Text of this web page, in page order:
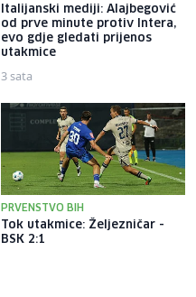
Italijanski mediji: Alajbegović
od prve minute protiv Intera,
evo gdje gledati prijenos
utakmice
3 sata
PRVENSTVO BIH
Tok utakmice: Željezničar -
BSK 2:1